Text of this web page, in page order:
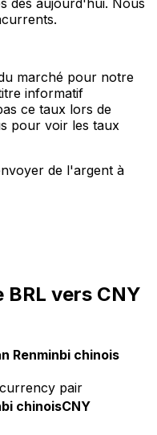
dès aujourd'hui. Nous
marché pour notre
informatif
ce taux lors de
pour voir les taux
de l'argent à
BRL vers CNY
Renminbi chinois
pair
chinoisCNY